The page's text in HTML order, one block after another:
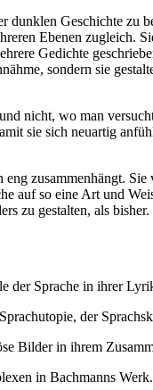
Geschichte zu
Ebenen zugleich.
Gedichte
sondern sie
nicht, wo man
sie sich neuartig
zusammenhängt.
so eine Art und
zu gestalten, als bisher.
der Sprache in ihrer
der
Bilder in ihrem
in Bachmanns Werk.